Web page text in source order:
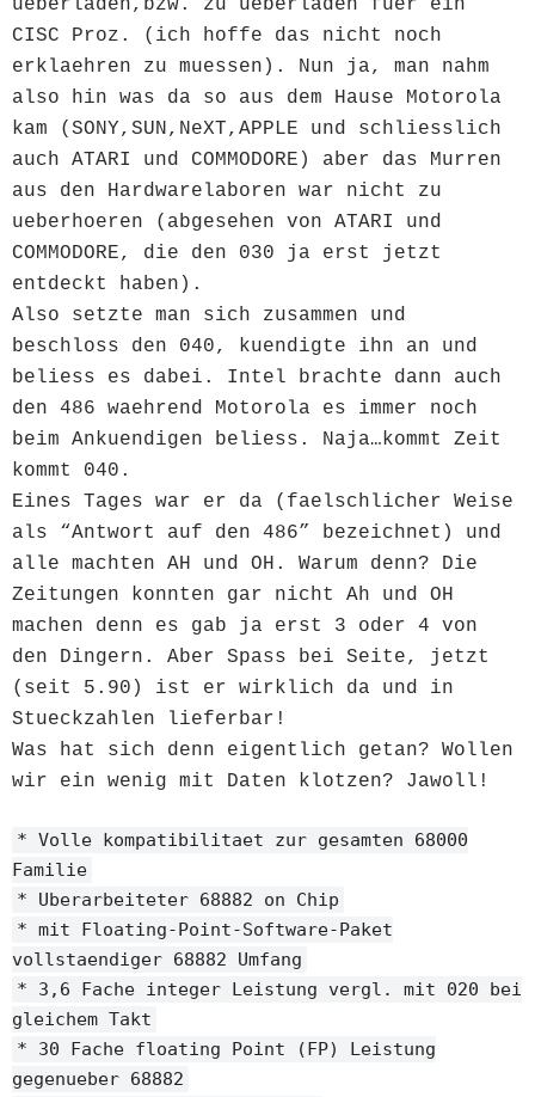
ueberladen,bzw. zu ueberladen fuer ein
CISC Proz. (ich hoffe das nicht noch
erklaehren zu muessen). Nun ja, man nahm
also hin was da so aus dem Hause Motorola
kam (SONY,SUN,NeXT,APPLE und schliesslich
auch ATARI und COMMODORE) aber das Murren
aus den Hardwarelaboren war nicht zu
ueberhoeren (abgesehen von ATARI und
COMMODORE, die den 030 ja erst jetzt
entdeckt haben).
Also setzte man sich zusammen und
beschloss den 040, kuendigte ihn an und
beliess es dabei. Intel brachte dann auch
den 486 waehrend Motorola es immer noch
beim Ankuendigen beliess. Naja…kommt Zeit
kommt 040.
Eines Tages war er da (faelschlicher Weise
als “Antwort auf den 486” bezeichnet) und
alle machten AH und OH. Warum denn? Die
Zeitungen konnten gar nicht Ah und OH
machen denn es gab ja erst 3 oder 4 von
den Dingern. Aber Spass bei Seite, jetzt
(seit 5.90) ist er wirklich da und in
Stueckzahlen lieferbar!
Was hat sich denn eigentlich getan? Wollen
wir ein wenig mit Daten klotzen? Jawoll!
* Volle kompatibilitaet zur gesamten 68000
Familie
* Uberarbeiteter 68882 on Chip
* mit Floating-Point-Software-Paket
vollstaendiger 68882 Umfang
* 3,6 Fache integer Leistung vergl. mit 020 bei
gleichem Takt
* 30 Fache floating Point (FP) Leistung
gegenueber 68882